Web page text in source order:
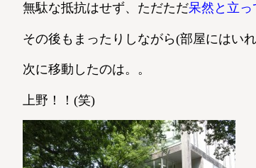
無駄な抵抗はせず、ただただ呆然と立っ
その後もまったりしながら(部屋にはい
次に移動したのは。。
上野！！(笑)